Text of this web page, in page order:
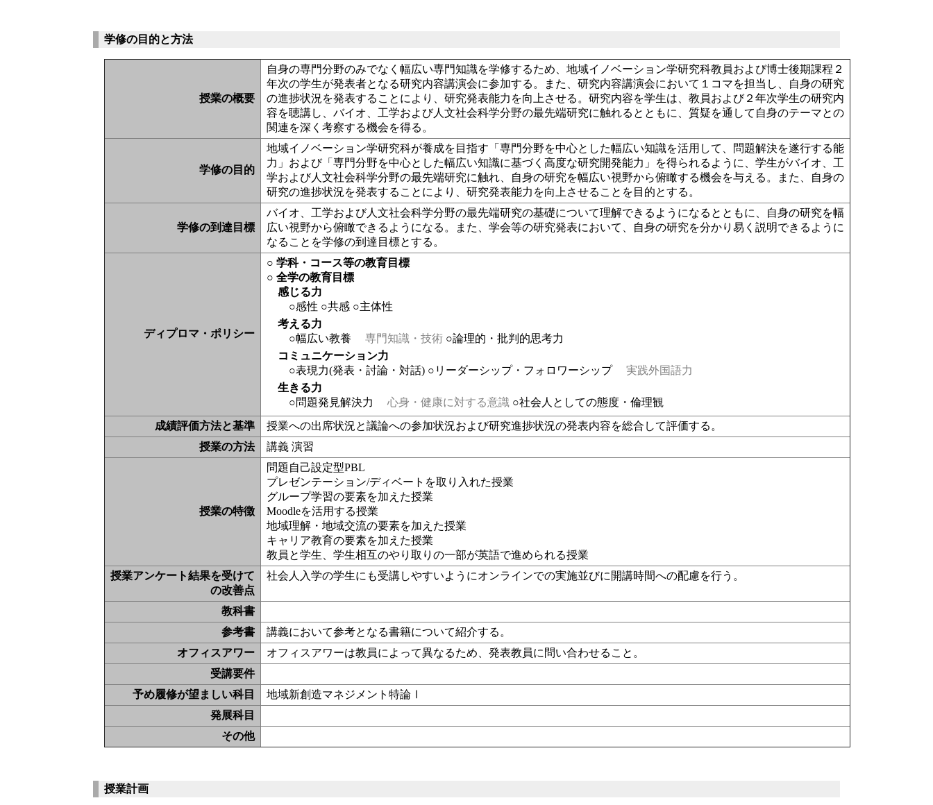
学修の目的と方法
授業の概要
自身の専門分野のみでなく幅広い専門知識を学修するため、地域イノベーション学研究科教員および博士後期課程２
年次の学生が発表者となる研究内容講演会に参加する。また、研究内容講演会において１コマを担当し、自身の研究
の進捗状況を発表することにより、研究発表能力を向上させる。研究内容を学生は、教員および２年次学生の研究内
容を聴講し、バイオ、工学および人文社会科学分野の最先端研究に触れるとともに、質疑を通して自身のテーマとの
関連を深く考察する機会を得る。
学修の目的
地域イノベーション学研究科が養成を目指す「専門分野を中心とした幅広い知識を活用して、問題解決を遂行する能
力」および「専門分野を中心とした幅広い知識に基づく高度な研究開発能力」を得られるように、学生がバイオ、工
学および人文社会科学分野の最先端研究に触れ、自身の研究を幅広い視野から俯瞰する機会を与える。また、自身の
研究の進捗状況を発表することにより、研究発表能力を向上させることを目的とする。
学修の到達目標
バイオ、工学および人文社会科学分野の最先端研究の基礎について理解できるようになるとともに、自身の研究を幅
広い視野から俯瞰できるようになる。また、学会等の研究発表において、自身の研究を分かり易く説明できるように
なることを学修の到達目標とする。
ディプロマ・ポリシー
○ 学科・コース等の教育目標
○ 全学の教育目標
感じる力
○感性 ○共感 ○主体性
考える力
○幅広い教養
専門知識・技術 ○論理的・批判的思考力
コミュニケーション力
○表現力(発表・討論・対話) ○リーダーシップ・フォロワーシップ
実践外国語力
生きる力
○問題発見解決力
心身・健康に対する意識 ○社会人としての態度・倫理観
成績評価方法と基準
授業への出席状況と議論への参加状況および研究進捗状況の発表内容を総合して評価する。
授業の方法
講義 演習
授業の特徴
問題自己設定型PBL
プレゼンテーション/ディベートを取り入れた授業
グループ学習の要素を加えた授業
Moodleを活用する授業
地域理解・地域交流の要素を加えた授業
キャリア教育の要素を加えた授業
教員と学生、学生相互のやり取りの一部が英語で進められる授業
授業アンケート結果を受けて
の改善点
社会人入学の学生にも受講しやすいようにオンラインでの実施並びに開講時間への配慮を行う。
教科書
参考書
講義において参考となる書籍について紹介する。
オフィスアワー
オフィスアワーは教員によって異なるため、発表教員に問い合わせること。
受講要件
予め履修が望ましい科目
地域新創造マネジメント特論Ⅰ
発展科目
その他
授業計画